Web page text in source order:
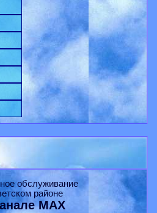
обслуживание
районе
MAX